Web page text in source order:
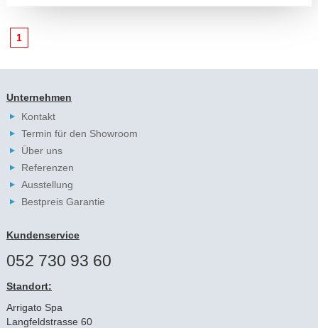
1
Unternehmen
Kontakt
Termin für den Showroom
Über uns
Referenzen
Ausstellung
Bestpreis Garantie
Kundenservice
052 730 93 60
Standort:
Arrigato Spa
Langfeldstrasse 60